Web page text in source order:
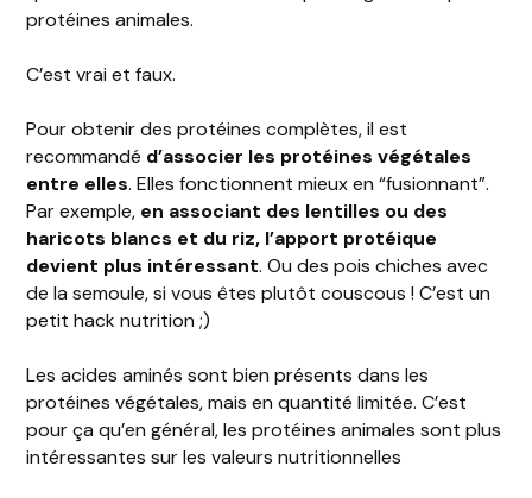
protéines animales.
C’est vrai et faux.
Pour obtenir des protéines complètes, il est
recommandé d’associer les protéines végétales
entre elles. Elles fonctionnent mieux en “fusionnant”.
Par exemple, en associant des lentilles ou des
haricots blancs et du riz, l’apport protéique
devient plus intéressant. Ou des pois chiches avec
de la semoule, si vous êtes plutôt couscous ! C’est un
petit hack nutrition ;)
Les acides aminés sont bien présents dans les
protéines végétales, mais en quantité limitée. C’est
pour ça qu’en général, les protéines animales sont plus
intéressantes sur les valeurs nutritionnelles